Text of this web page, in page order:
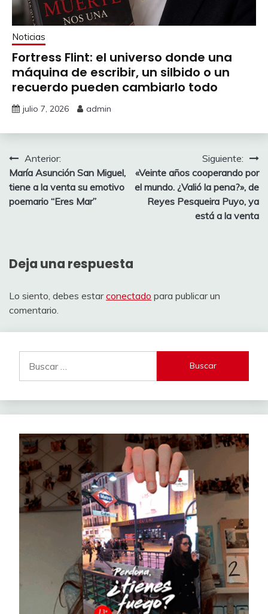
Noticias
Fortress Flint: el universo donde una
máquina de escribir, un silbido o un
recuerdo pueden cambiarlo todo
julio 7, 2026 admin
Navegación
de
entradas
Anterior:
María Asunción San Miguel,
tiene a la venta su emotivo
poemario “Eres Mar”
Siguiente:
«Veinte años cooperando por
el mundo. ¿Valió la pena?», de
Reyes Pesqueira Puyo, ya
está a la venta
Deja una respuesta
Lo siento, debes estarconectado para publicar un
comentario.